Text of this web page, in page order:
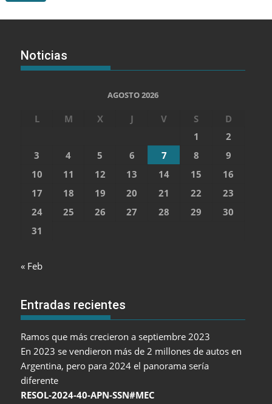
Noticias
AGOSTO 2026
L M X J V S
D
1
2
3
4 5 6 7 8
9
10
11 12 13 14 15
16
17
18 19 20 21 22
23
24
25 26 27 28 29
30
31
« Feb
Entradas recientes
Ramos que más crecieron a septiembre 2023
En 2023 se vendieron más de 2 millones de autos en
Argentina, pero para 2024 el panorama sería
diferente
RESOL-2024-40-APN-SSN#MEC